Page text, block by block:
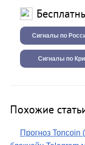
Сигналы по
Сигналы по
Похожие
Прогноз Toncoin